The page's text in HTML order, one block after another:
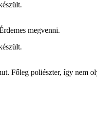
megvenni.
Főleg poliészter, így nem